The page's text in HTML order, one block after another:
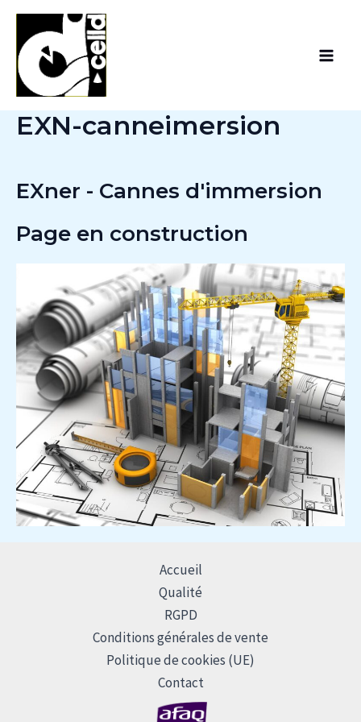
Aller
contenu
EXN-canneimersion
EXner - Cannes d'immersion
Page en construction
Accueil
Qualité
RGPD
Conditions générales de vente
Politique de cookies (UE)
Contact